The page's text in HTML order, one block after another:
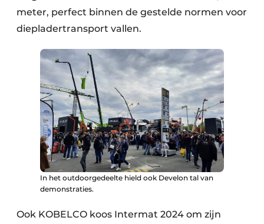
meter, perfect binnen de gestelde normen voor
diepladertransport vallen.
In het outdoorgedeelte hield ook Develon tal van
demonstraties.
Ook KOBELCO koos Intermat 2024 om zijn